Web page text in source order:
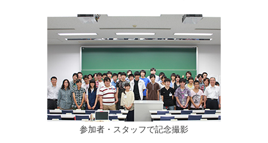
参加者・スタッフで記念撮影